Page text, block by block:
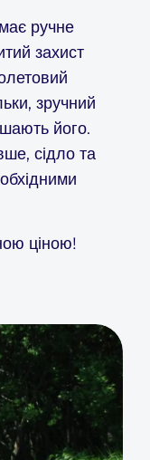
ручне
захист
зручний
його.
сідло та
ціною!